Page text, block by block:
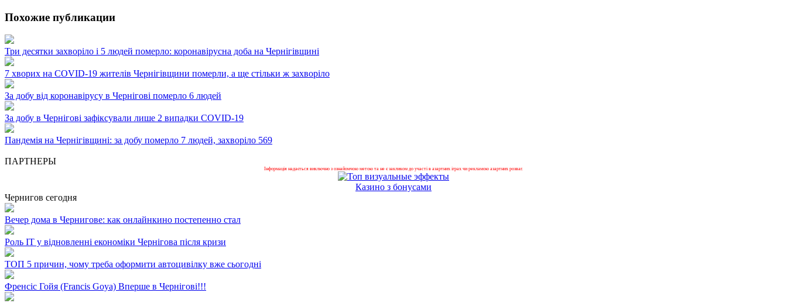
Похожие публикации
Три десятки захворіло і 5 людей померло: коронавірусна доба на Чернігівщині
7 хворих на COVID-19 жителів Чернігівщини померли, а ще стільки ж захворіло
За добу від коронавірусу в Чернігові померло 6 людей
За добу в Чернігові зафіксували лише 2 випадки COVID-19
Пандемія на Чернігівщині: за добу померло 7 людей, захворіло 569
ПАРТНЕРЫ
Інформація надається виключно з ознайомчою метою та не є закликом до участі в азартних іграх чи рекламою азартних розваг.
Казино з бонусами
Чернигов сегодня
Вечер дома в Чернигове: как онлайнкино постепенно стал
Роль ІТ у відновленні економіки Чернігова після кризи
ТОП 5 причин, чому треба оформити автоцивілку вже сьогодні
Френсіс Гойя (Francis Goya) Вперше в Чернігові!!!